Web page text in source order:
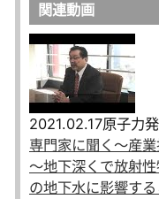
関連動画
2021.02.17原子力
専門家に聞く～産
～地下深くで放射
の地下水に影響す